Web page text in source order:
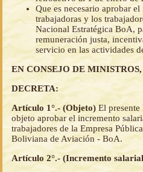
Que es necesario aprobar
trabajadoras y los
Nacional Estratégica BoA,
remuneración justa,
servicio en las actividades
EN CONSEJO DE MINISTROS,
DECRETA:
Artículo 1°.- (Objeto)El
objeto aprobar el incremento
trabajadores de la Empresa
Boliviana de Aviación - BoA.
Artículo 2°.- (Incremento